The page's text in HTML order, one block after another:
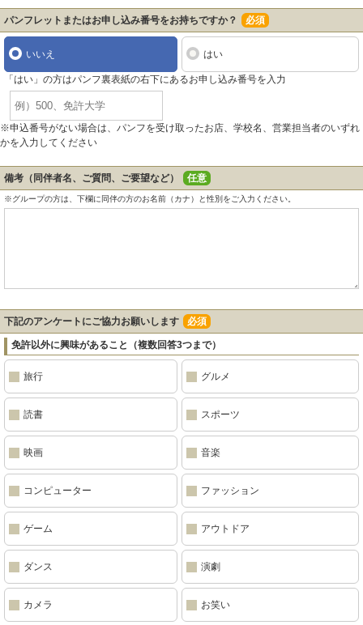
パンフレットまたはお申し込み番号をお持ちですか？ 必須
いいえ はい
「はい」の方はパンフ裏表紙の右下にあるお申し込み番号を入力
※申込番号がない場合は、パンフを受け取ったお店、学校名、営業担当者のいずれ
かを入力してください
備考（同伴者名、ご質問、ご要望など） 任意
※グループの方は、下欄に同伴の方のお名前（カナ）と性別をご入力ください。
下記のアンケートにご協力お願いします 必須
免許以外に興味があること（複数回答3つまで）
旅行 グルメ
読書 スポーツ
映画 音楽
コンピューター ファッション
ゲーム アウトドア
ダンス 演劇
カメラ お笑い